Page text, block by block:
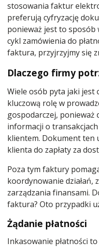
stosowania faktur
preferują cyfryzację
ponieważ jest to sposób
cykl zamówienia do
faktura, przyjrzyjmy się
Dlaczego firmy
Wiele osób pyta jaki jest
kluczową rolę w
gospodarczej, ponieważ
informacji o
klientem. Dokument ten
klienta do zapłaty za
Poza tym faktury
koordynowanie działań,
zarządzania finansami.
faktura? Oto przypadki
Żądanie płatności
Inkasowanie płatności